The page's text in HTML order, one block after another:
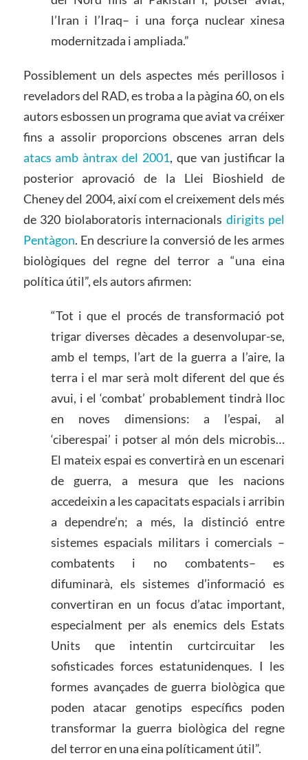
l’Iran i l’Iraq– i una força nuclear xinesa
modernitzada i ampliada.”
Possiblement un dels aspectes més perillosos i
reveladors del RAD, es troba a la pàgina 60, on els
autors esbossen un programa que aviat va créixer
fins a assolir proporcions obscenes arran dels
atacs amb àntrax del 2001, que van justificar la
posterior aprovació de la Llei Bioshield de
Cheney del 2004, així com el creixement dels més
de 320 biolaboratoris internacionals dirigits pel
Pentàgon. En descriure la conversió de les armes
biològiques del regne del terror a “una eina
política útil”, els autors afirmen:
“Tot i que el procés de transformació pot
trigar diverses dècades a desenvolupar-se,
amb el temps, l’art de la guerra a l’aire, la
terra i el mar serà molt diferent del que és
avui, i el ‘combat’ probablement tindrà lloc
en noves dimensions: a l’espai, al
‘ciberespai’ i potser al món dels microbis…
El mateix espai es convertirà en un escenari
de guerra, a mesura que les nacions
accedeixin a les capacitats espacials i arribin
a dependre’n; a més, la distinció entre
sistemes espacials militars i comercials –
combatents i no combatents– es
difuminarà, els sistemes d’informació es
convertiran en un focus d’atac important,
especialment per als enemics dels Estats
Units que intentin curtcircuitar les
sofisticades forces estatunidenques. I les
formes avançades de guerra biològica que
poden atacar genotips específics poden
transformar la guerra biològica del regne
del terror en una eina políticament útil”.